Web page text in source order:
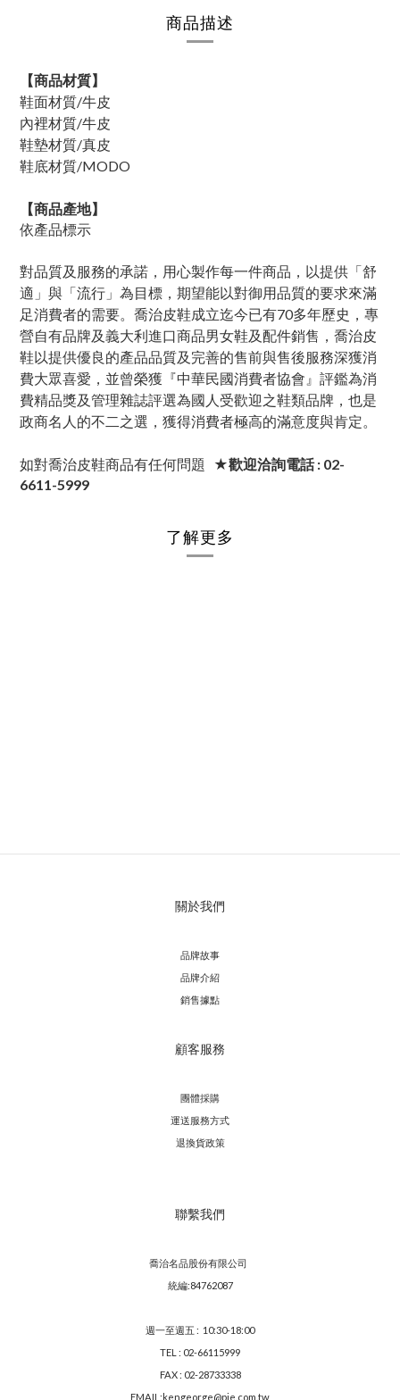
商品描述
【商品材質】
鞋面材質/牛皮
內裡材質/牛皮
鞋墊材質/真皮
鞋底材質/MODO
【商品產地】
依產品標示
對品質及服務的承諾，用心製作每一件商品，以提供「舒
適」與「流行」為目標，期望能以對御用品質的要求來滿
足消費者的需要。喬治皮鞋成立迄今已有70多年歷史，專
營自有品牌及義大利進口商品男女鞋及配件銷售，喬治皮
鞋以提供優良的產品品質及完善的售前與售後服務深獲消
費大眾喜愛，並曾榮獲『中華民國消費者協會』評鑑為消
費精品獎及管理雜誌評選為國人受歡迎之鞋類品牌，也是
政商名人的不二之選，獲得消費者極高的滿意度與肯定。
如對喬治皮鞋商品有任何問題
★歡迎洽詢電話 : 02-
6611-5999
了解更多
關於我們
品牌故事
品牌介紹
銷售據點
顧客服務
團體採購
運送服務方式
退換貨政策
聯繫我們
喬治名品股份有限公司
統編:84762087
週一至週五 : 10:30-18:00
TEL : 02-66115999
FAX : 02-28733338
EMAIL:kengeorge@pie.com.tw